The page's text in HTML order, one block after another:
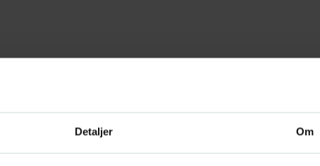
Detaljer Om